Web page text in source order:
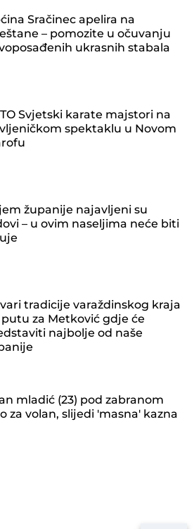
Sračinec apelira na
– pomozite u očuvanju
ukrasnih stabala
Svjetski karate majstori na
spektaklu u Novom
županije najavljeni su
– u ovim naseljima neće biti
tradicije varaždinskog kraja
putu za Metković gdje će
najbolje od naše
mladić (23) pod zabranom
za volan, slijedi 'masna' kazna